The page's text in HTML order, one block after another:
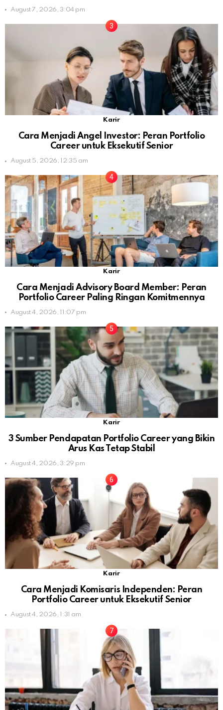
August 7, 2026, 3:04 pm
Karir
Cara Menjadi Angel Investor: Peran Portfolio
Career untuk Eksekutif Senior
August 5, 2026, 12:35 am
Karir
Cara Menjadi Advisory Board Member: Peran
Portfolio Career Paling Ringan Komitmennya
August 4, 2026, 11:07 pm
Karir
3 Sumber Pendapatan Portfolio Career yang Bikin
Arus Kas Tetap Stabil
August 4, 2026, 3:29 pm
Karir
Cara Menjadi Komisaris Independen: Peran
Portfolio Career untuk Eksekutif Senior
August 4, 2026, 1:31 am